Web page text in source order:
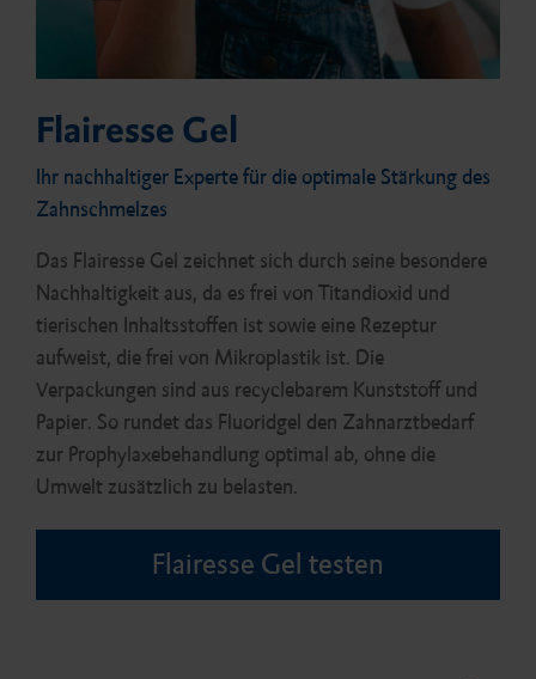
Flairesse Gel
Ihr nachhaltiger Experte für die optimale Stärkung des
Zahnschmelzes
Das Flairesse Gel zeichnet sich durch seine besondere
Nachhaltigkeit aus, da es frei von Titandioxid und
tierischen Inhaltsstoffen ist sowie eine Rezeptur
aufweist, die frei von Mikroplastik ist. Die
Verpackungen sind aus recyclebarem Kunststoff und
Papier. So rundet das Fluoridgel den Zahnarztbedarf
zur Prophylaxebehandlung optimal ab, ohne die
Umwelt zusätzlich zu belasten.
Flairesse Gel testen